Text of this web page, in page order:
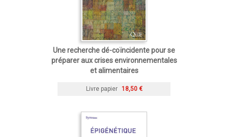
Une recherche dé-coïncidente pour se
préparer aux crises environnementales
et alimentaires
Livre papier 18,50 €